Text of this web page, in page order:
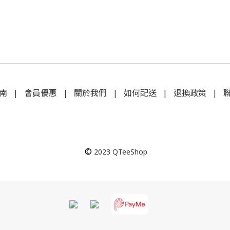
| 會員優惠 | 關於我們 | 如何配送| 退換政策 |
© 2023 QTeeShop